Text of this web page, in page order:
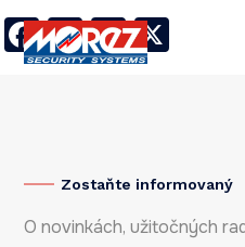
Facebook
LinkedIn
Twitter
Zostaňte informovaný
O novinkách, užitočných